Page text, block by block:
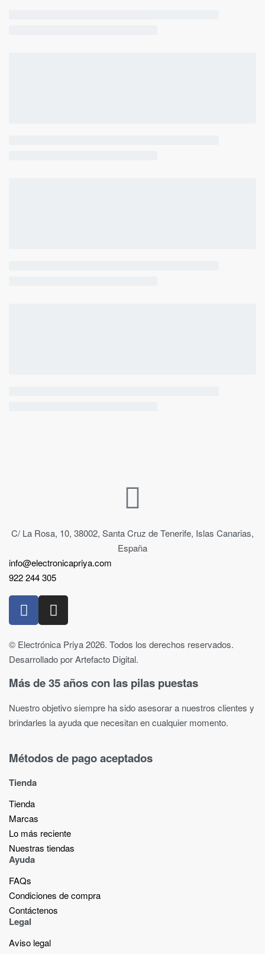
C/ La Rosa, 10, 38002, Santa Cruz de Tenerife, Islas Canarias,
España
info@electronicapriya.com
922 244 305
© Electrónica Priya 2026. Todos los derechos reservados.
Desarrollado por Artefacto Digital.
Más de 35 años con las pilas puestas
Nuestro objetivo siempre ha sido asesorar a nuestros clientes y
brindarles la ayuda que necesitan en cualquier momento.
Métodos de pago aceptados
Tienda
Tienda
Marcas
Lo más reciente​
Nuestras tiendas​
Ayuda
FAQs
Condiciones de compra
Contáctenos
Legal
Aviso legal